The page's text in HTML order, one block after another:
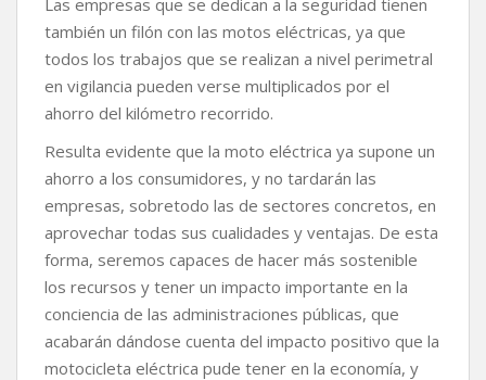
también un filón con las motos eléctricas, ya que
todos los trabajos que se realizan a nivel perimetral
en vigilancia pueden verse multiplicados por el
ahorro del kilómetro recorrido.
Resulta evidente que la moto eléctrica ya supone un
ahorro a los consumidores, y no tardarán las
empresas, sobretodo las de sectores concretos, en
aprovechar todas sus cualidades y ventajas. De esta
forma, seremos capaces de hacer más sostenible
los recursos y tener un impacto importante en la
conciencia de las administraciones públicas, que
acabarán dándose cuenta del impacto positivo que la
motocicleta eléctrica pude tener en la economía, y